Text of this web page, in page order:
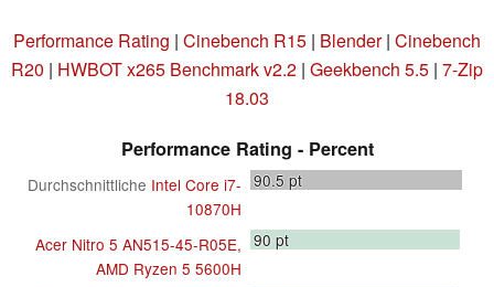
Performance Rating | Cinebench R15 | Blender| Cinebench
R20 | HWBOT x265 Benchmark v2.2 | Geekbench 5.5 | 7-Zip
18.03
Performance Rating - Percent
Durchschnittliche Intel Core i7-
10870H
90.5 pt
Acer Nitro 5 AN515-45-R05E,
AMD Ryzen 5 5600H
90 pt